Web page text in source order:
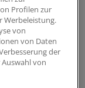
hier
März den
und, wie
Profilen zur
Werbeleistung.
von
von Daten
der
von